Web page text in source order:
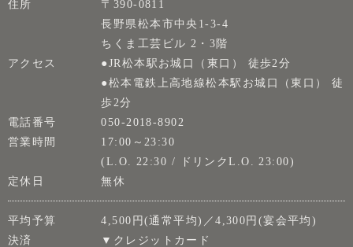
住所
〒390-0811
長野県松本市中央1-3-4
ちくま工芸ビル 2・3階
アクセス
●JR松本駅お城口（東口） 徒歩2分
●松本電鉄上高地線松本駅お城口（東口） 徒
歩2分
電話番号
050-2018-8902
営業時間
17:00～23:30
(L.O. 22:30 / ドリンクL.O. 23:00)
定休日
無休
平均予算
4,500円(通常平均)／4,300円(宴会平均)
決済
▼クレジットカード